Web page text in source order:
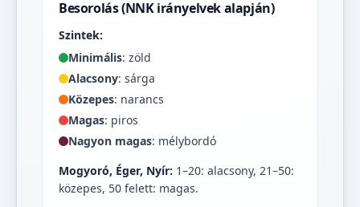
Besorolás (NNK irányelvek alapján)
Szintek:
Minimális: zöld
Alacsony: sárga
Közepes: narancs
Magas: piros
Nagyon magas: mélybordó
Mogyoró, Éger, Nyír: 1–20: alacsony, 21–50:
közepes, 50 felett: magas.